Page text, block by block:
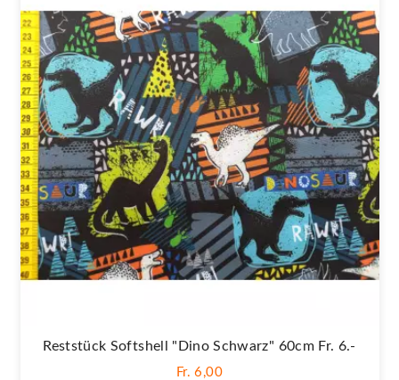
Reststück Softshell "Dino Schwarz" 60cm Fr. 6.-
Fr. 6,00